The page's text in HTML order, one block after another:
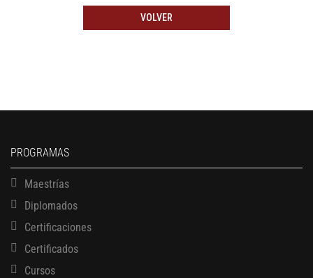
VOLVER
PROGRAMAS
Maestrías
Diplomados
Certificaciones
Certificados
Cursos